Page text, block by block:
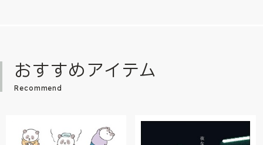
おすすめアイテム
Recommend